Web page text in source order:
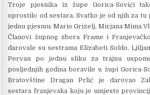
Troje pjesnika iz župe Gorica-Sovići
oprostilo od sestara. Svatko je od njih za tu
jednu pjesmu: Mario Grizelj, Mirjana Mima
Članovi župnog zbora Frame i
darovale su sestrama Elizabeti Soldo,
Pervan po jednu sliku za trajnu
posljednjih godina boravile u župi Gorica-
Bratovštine Dragan Prlić je darovao
sestara franjevaka koju je umjesto